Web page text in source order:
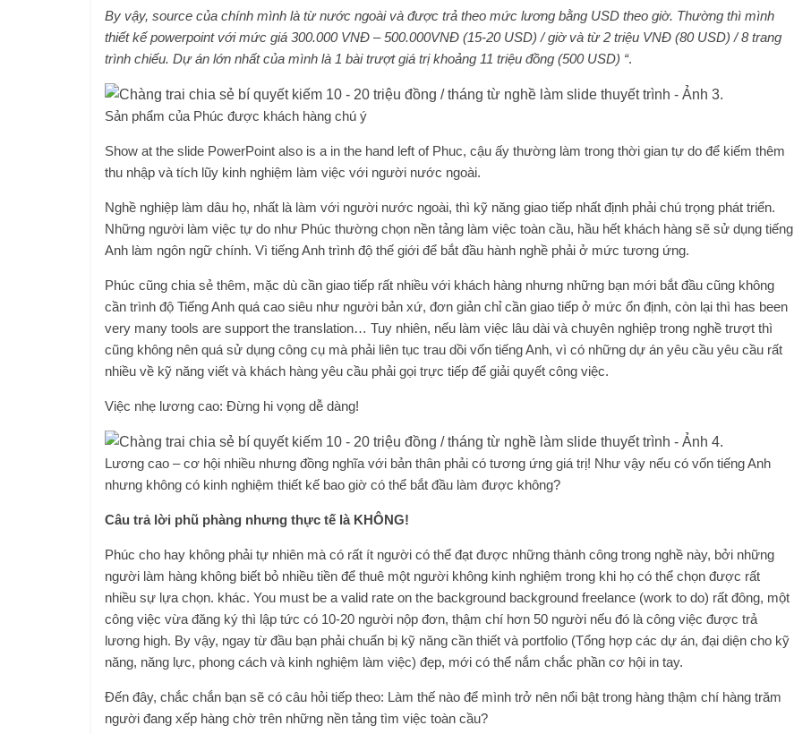
By vậy, source của chính mình là từ nước ngoài và được trả theo mức lương bằng USD theo giờ. Thường thì mình
thiết kế powerpoint với mức giá 300.000 VNĐ – 500.000VNĐ (15-20 USD) / giờ và từ 2 triệu VNĐ (80 USD) / 8 trang
trình chiếu. Dự án lớn nhất của mình là 1 bài trượt giá trị khoảng 11 triệu đồng (500 USD) “.
Sản phẩm của Phúc được khách hàng chú ý
Show at the slide PowerPoint also is a in the hand left of Phuc, cậu ấy thường làm trong thời gian tự do để kiếm thêm
thu nhập và tích lũy kinh nghiệm làm việc với người nước ngoài.
Nghề nghiệp làm dâu họ, nhất là làm với người nước ngoài, thì kỹ năng giao tiếp nhất định phải chú trọng phát triển.
Những người làm việc tự do như Phúc thường chọn nền tảng làm việc toàn cầu, hầu hết khách hàng sẽ sử dụng tiếng
Anh làm ngôn ngữ chính. Vì tiếng Anh trình độ thế giới để bắt đầu hành nghề phải ở mức tương ứng.
Phúc cũng chia sẻ thêm, mặc dù cần giao tiếp rất nhiều với khách hàng nhưng những bạn mới bắt đầu cũng không
cần trình độ Tiếng Anh quá cao siêu như người bản xứ, đơn giản chỉ cần giao tiếp ở mức ổn định, còn lại thì has been
very many tools are support the translation… Tuy nhiên, nếu làm việc lâu dài và chuyên nghiệp trong nghề trượt thì
cũng không nên quá sử dụng công cụ mà phải liên tục trau dồi vốn tiếng Anh, vì có những dự án yêu cầu yêu cầu rất
nhiều về kỹ năng viết và khách hàng yêu cầu phải gọi trực tiếp để giải quyết công việc.
Việc nhẹ lương cao: Đừng hi vọng dễ dàng!
Lương cao – cơ hội nhiều nhưng đồng nghĩa với bản thân phải có tương ứng giá trị! Như vậy nếu có vốn tiếng Anh
nhưng không có kinh nghiệm thiết kế bao giờ có thể bắt đầu làm được không?
Câu trả lời phũ phàng nhưng thực tế là KHÔNG!
Phúc cho hay không phải tự nhiên mà có rất ít người có thể đạt được những thành công trong nghề này, bởi những
người làm hàng không biết bỏ nhiều tiền để thuê một người không kinh nghiệm trong khi họ có thể chọn được rất
nhiều sự lựa chọn. khác. You must be a valid rate on the background background freelance (work to do) rất đông, một
công việc vừa đăng ký thì lập tức có 10-20 người nộp đơn, thậm chí hơn 50 người nếu đó là công việc được trả
lương high. By vậy, ngay từ đầu bạn phải chuẩn bị kỹ năng cần thiết và portfolio (Tổng hợp các dự án, đại diện cho kỹ
năng, năng lực, phong cách và kinh nghiệm làm việc) đẹp, mới có thể nắm chắc phần cơ hội in tay.
Đến đây, chắc chắn bạn sẽ có câu hỏi tiếp theo: Làm thế nào để mình trở nên nổi bật trong hàng thậm chí hàng trăm
người đang xếp hàng chờ trên những nền tảng tìm việc toàn cầu?